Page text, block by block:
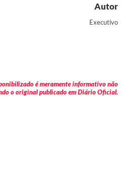
Autor
Executivo
é meramente informativo não
o original publicado em Diário Oficial.